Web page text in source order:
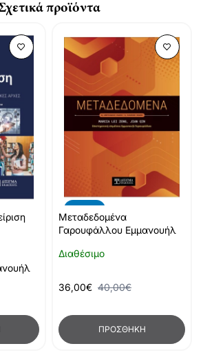
προϊόντα
Διαθέσιμο
Μεταδεδομένα
Γαρουφάλλου Εμμανουήλ
36,00€ 40,00€
ΠΡΟΣΘΉΚΗ